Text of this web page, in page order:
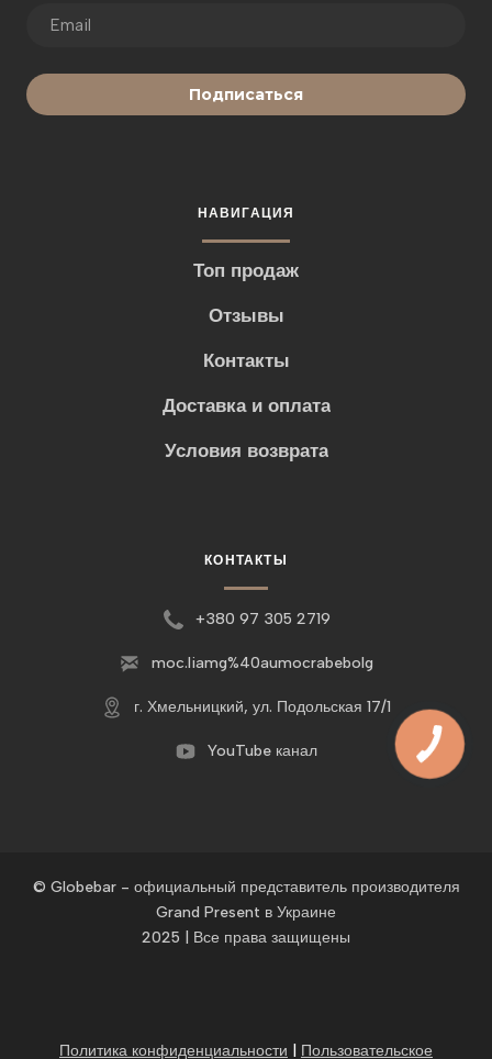
Подписаться
НАВИГАЦИЯ
Топ продаж
Отзывы
Контакты
Доставка и оплата
Условия возврата
КОНТАКТЫ
+380 97 305 2719
moc.liamg%40aumocrabebolg
г. Хмельницкий, ул. Подольская 17/1
YouTube канал
© Globebar - официальный представитель производителя
Grand Present в Украине
2025 | Все права защищены
Политика конфиденциальности Пользовательское